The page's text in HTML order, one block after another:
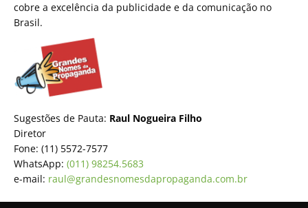
cobre a excelência da publicidade e da comunicação no
Brasil.
Sugestões de Pauta: Raul Nogueira Filho
Diretor
Fone: (11) 5572-7577
WhatsApp: (011) 98254.5683
e-mail: raul@grandesnomesdapropaganda.com.br